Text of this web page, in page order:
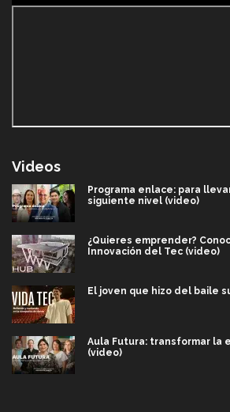
Videos
Programa enlace: para
siguiente nivel (video)
¿Quieres emprender?
Innovación del Tec (video)
El joven que hizo del baile
Aula Futura: transformar la
(video)